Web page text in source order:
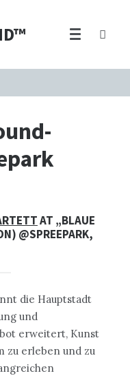
AT „BLAUE
@SPREEPARK,
die Hauptstadt
und
erweitert, Kunst
zu erleben und zu